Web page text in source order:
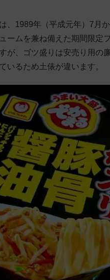
1989年（平成元年）7月
ームを兼ね備えた期間限定
が、ゴツ盛りは安売り用の
いるため土俵が違います。